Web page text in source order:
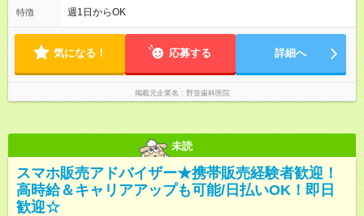
特徴 週1日からOK
気になる！ 応募する 詳細へ
掲載元企業名 野並歯科医院
未読
スマホ販売アドバイザー★携帯販売経験者歓迎！
高時給＆キャリアアップも可能/日払いOK！即日
歓迎☆